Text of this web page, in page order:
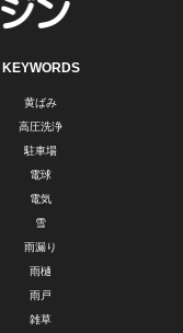
KEYWORDS
黄ばみ
高圧洗浄
駐車場
電球
電気
雪
雨漏り
雨樋
雨戸
雑草